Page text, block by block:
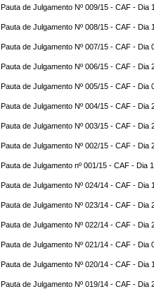
Pauta de Julgamento Nº 009/15 - CAF - Dia
Pauta de Julgamento Nº 008/15 - CAF - Dia
Pauta de Julgamento Nº 007/15 - CAF - Dia
Pauta de Julgamento Nº 006/15 - CAF - Dia
Pauta de Julgamento Nº 005/15 - CAF - Dia
Pauta de Julgamento Nº 004/15 - CAF - Dia
Pauta de Julgamento Nº 003/15 - CAF - Dia
Pauta de Julgamento Nº 002/15 - CAF - Dia
Pauta de Julgamento nº 001/15 - CAF - Dia
Pauta de Julgamento Nº 024/14 - CAF - Dia
Pauta de Julgamento Nº 023/14 - CAF - Dia
Pauta de Julgamento Nº 022/14 - CAF - Dia
Pauta de Julgamento Nº 021/14 - CAF - Dia
Pauta de Julgamento Nº 020/14 - CAF - Dia
Pauta de Julgamento Nº 019/14 - CAF - Dia